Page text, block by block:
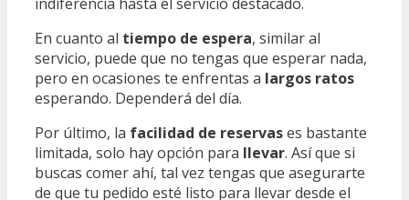
En cuanto al tiempo de espera, similar al
servicio, puede que no tengas que esperar nada,
pero en ocasiones te enfrentas a largos ratos
esperando. Dependerá del día.
Por último, la facilidad de reservases bastante
limitada, solo hay opción para llevar. Así que si
buscas comer ahí, tal vez tengas que asegurarte
de que tu pedido esté listo para llevar desde el